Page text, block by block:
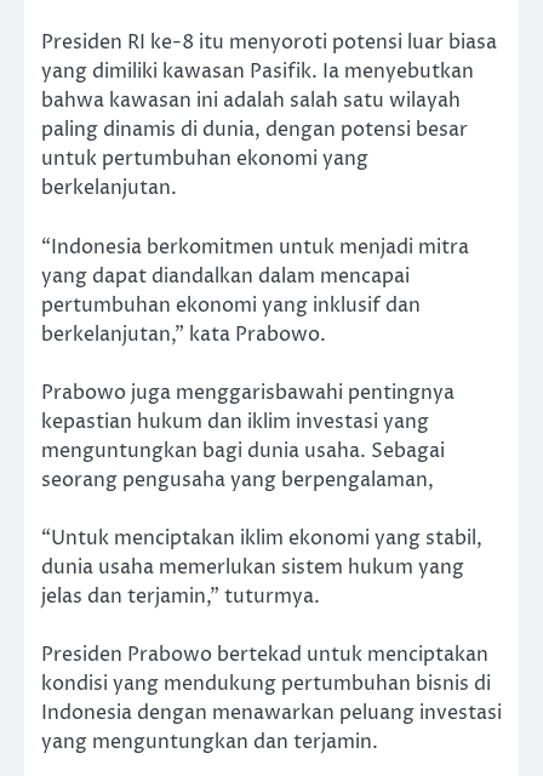
Presiden RI ke-8 itu menyoroti potensi luar biasa
yang dimiliki kawasan Pasifik. Ia menyebutkan
bahwa kawasan ini adalah salah satu wilayah
paling dinamis di dunia, dengan potensi besar
untuk pertumbuhan ekonomi yang
berkelanjutan.
“Indonesia berkomitmen untuk menjadi mitra
yang dapat diandalkan dalam mencapai
pertumbuhan ekonomi yang inklusif dan
berkelanjutan,” kata Prabowo.
Prabowo juga menggarisbawahi pentingnya
kepastian hukum dan iklim investasi yang
menguntungkan bagi dunia usaha. Sebagai
seorang pengusaha yang berpengalaman,
“Untuk menciptakan iklim ekonomi yang stabil,
dunia usaha memerlukan sistem hukum yang
jelas dan terjamin,” tuturmya.
Presiden Prabowo bertekad untuk menciptakan
kondisi yang mendukung pertumbuhan bisnis di
Indonesia dengan menawarkan peluang investasi
yang menguntungkan dan terjamin.